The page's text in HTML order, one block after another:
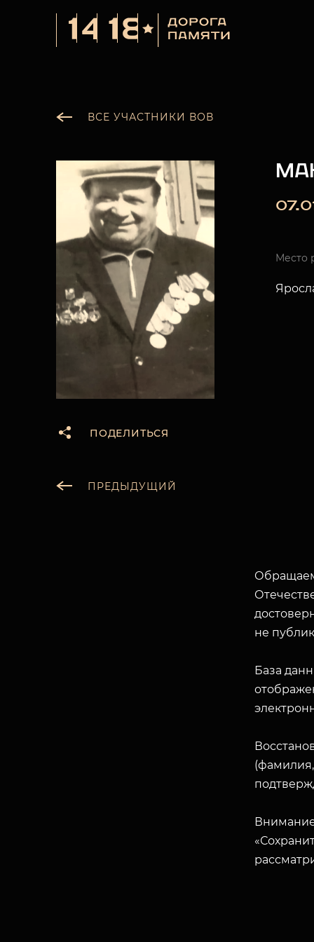
ВСЕ УЧАСТНИКИ ВОВ
ПОДЕЛИТЬСЯ
Место
ПРЕДЫДУЩИЙ
не
База